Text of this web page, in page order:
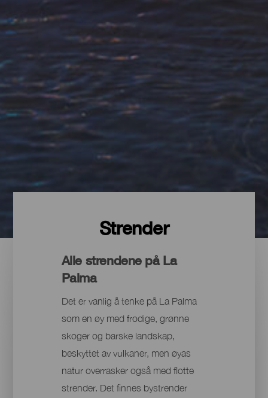
Strender
Alle strendene på La
Palma
Det er vanlig å tenke på La Palma
som en øy med frodige, grønne
skoger og barske landskap,
beskyttet av vulkaner, men øyas
natur overrasker også med flotte
strender. Det finnes bystrender